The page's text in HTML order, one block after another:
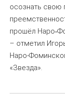
осознать свою
прошёл Наро‑
– отметил
Наро-
«Звезда».